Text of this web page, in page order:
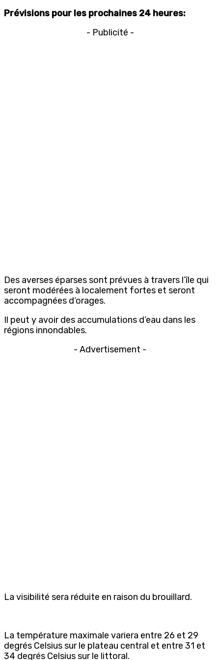
Prévisions pour les prochaines 24 heures:
- Publicité -
Des averses éparses sont prévues à travers l’île qui
seront modérées à localement fortes et seront
accompagnées d’orages.
Il peut y avoir des accumulations d’eau dans les
régions innondables.
- Advertisement -
La visibilité sera réduite en raison du brouillard.
La température maximale variera entre 26 et 29
degrés Celsius sur le plateau central et entre 31 et
34 degrés Celsius sur le littoral.